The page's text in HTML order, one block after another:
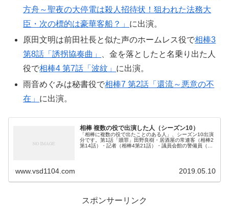
方舟～聖夜の大停電は殺人招待状！狙われた法務大
臣・次の標的は豪華客船？」 に出演。
原田文明は前田社長と似た声のホームレス役で相棒3
第8話「誘拐協奏曲」
、金を落としたと名乗り出た人
役で相棒4 第7話「波紋」 に出演。
雨音めぐみは秘書役で相棒7 第2話「還流～悪意の不
在」 に出演。
相棒 複数の役で出演した人（シーズン10）
「相棒に複数の役で出たことのある人」、シーズン10出演
分です。第1話「贖罪」田野良樹・居酒屋の常連客（相棒2
第14話）・記者（相棒4第21話）・議員会館の警備員（相
www.vsd1104.com 2019.05.10
スポンサーリンク